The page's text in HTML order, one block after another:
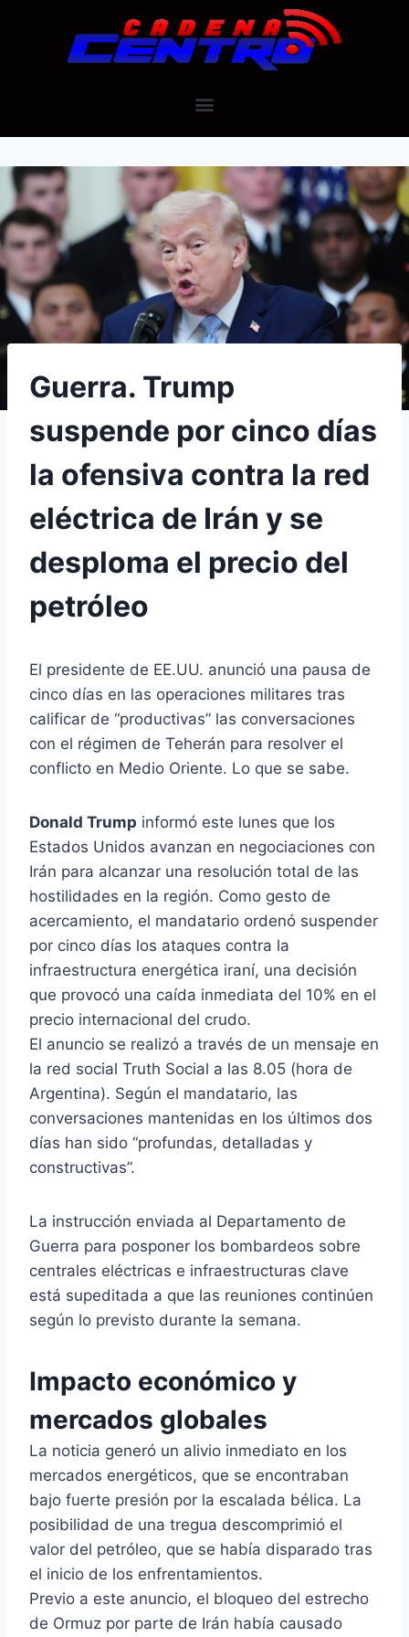
Guerra. Trump
suspende por cinco días
la ofensiva contra la red
eléctrica de Irán y se
desploma el precio del
petróleo
El presidente de EE.UU. anunció una pausa de
cinco días en las operaciones militares tras
calificar de “productivas” las conversaciones
con el régimen de Teherán para resolver el
conflicto en Medio Oriente. Lo que se sabe.
Donald Trump informó este lunes que los
Estados Unidos avanzan en negociaciones con
Irán para alcanzar una resolución total de las
hostilidades en la región. Como gesto de
acercamiento, el mandatario ordenó suspender
por cinco días los ataques contra la
infraestructura energética iraní, una decisión
que provocó una caída inmediata del 10% en el
precio internacional del crudo.
El anuncio se realizó a través de un mensaje en
la red social Truth Social a las 8.05 (hora de
Argentina). Según el mandatario, las
conversaciones mantenidas en los últimos dos
días han sido “profundas, detalladas y
constructivas”.
La instrucción enviada al Departamento de
Guerra para posponer los bombardeos sobre
centrales eléctricas e infraestructuras clave
está supeditada a que las reuniones continúen
según lo previsto durante la semana.
Impacto económico y
mercados globales
La noticia generó un alivio inmediato en los
mercados energéticos, que se encontraban
bajo fuerte presión por la escalada bélica. La
posibilidad de una tregua descomprimió el
valor del petróleo, que se había disparado tras
el inicio de los enfrentamientos.
Previo a este anuncio, el bloqueo del estrecho
de Ormuz por parte de Irán había causado